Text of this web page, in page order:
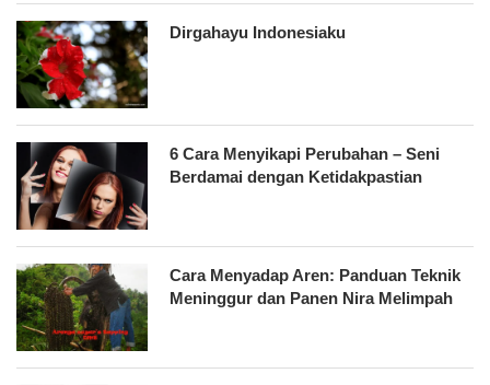
Dirgahayu Indonesiaku
6 Cara Menyikapi Perubahan – Seni
Berdamai dengan Ketidakpastian
Cara Menyadap Aren: Panduan Teknik
Meninggur dan Panen Nira Melimpah